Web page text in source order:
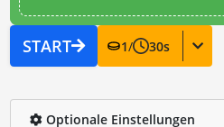
START 1/ 30s
Optionale Einstellungen